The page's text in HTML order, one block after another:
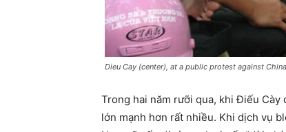
Dieu Cay (center), at a public protest against
Trong hai năm rưỡi qua, khi Điếu
lớn mạnh hơn rất nhiều. Khi dịch vụ